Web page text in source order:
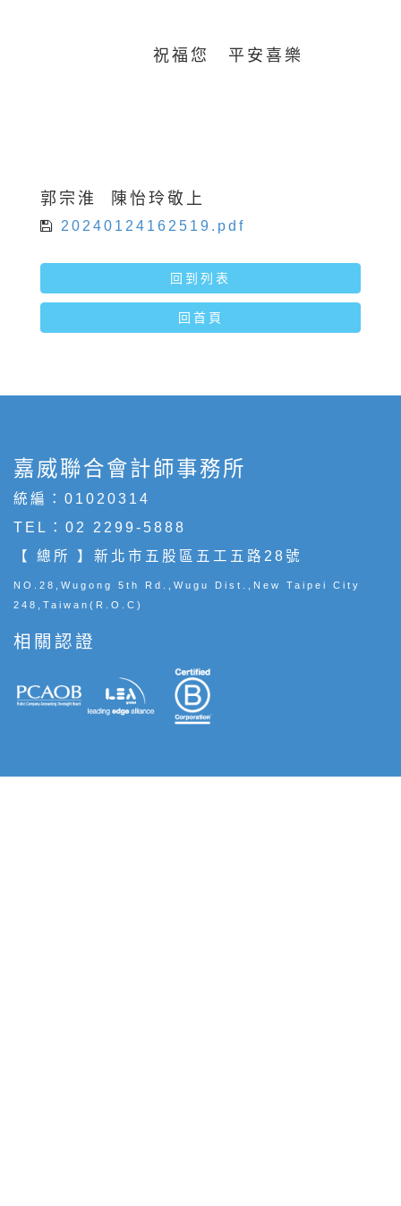
祝福您 平安喜樂
郭宗淮 陳怡玲敬上
20240124162519.pdf
回到列表
回首頁
嘉威聯合會計師事務所
統編：01020314
TEL： 02 2299-5888
【 總所 】新北市五股區五工五路28號
NO.28,Wugong 5th Rd.,Wugu Dist.,New Taipei City
248,Taiwan(R.O.C)
相關認證